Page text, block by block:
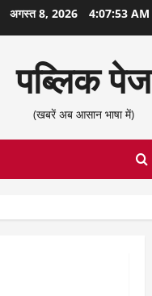
अगस्त 8, 2026 4:07:54 AM
पब्लिक पेज
(खबरें अब आसान भाषा में)